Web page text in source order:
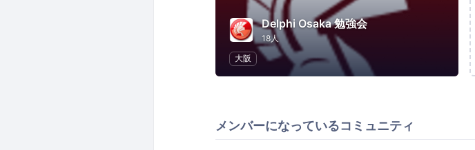
Delphi Osaka 勉強会
18人
大阪
メンバーになっているコミュニティ